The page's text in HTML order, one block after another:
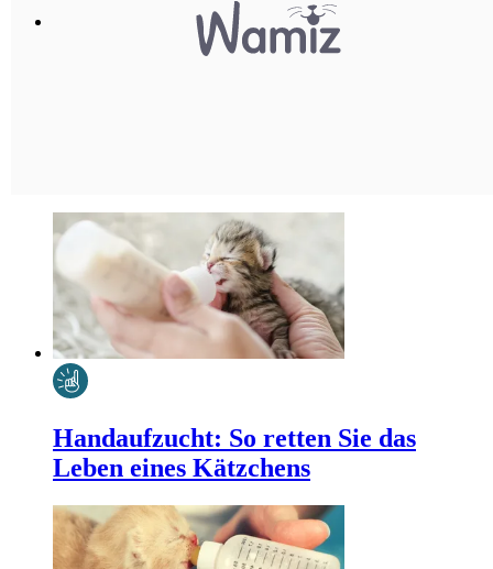
Handaufzucht: So retten Sie das
Leben eines Kätzchens